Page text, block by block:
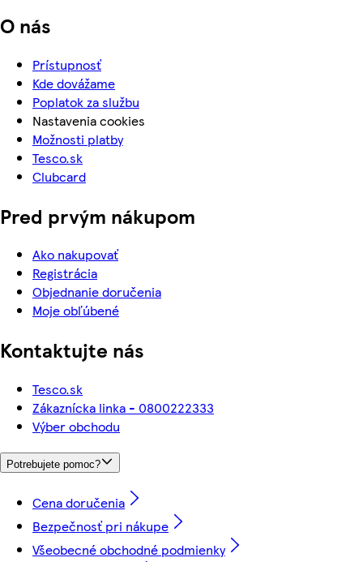
O nás
Prístupnosť
Kde dovážame
Poplatok za službu
Nastavenia cookies
Možnosti platby
Tesco.sk
Clubcard
Pred prvým nákupom
Ako nakupovať
Registrácia
Objednanie doručenia
Moje obľúbené
Kontaktujte nás
Tesco.sk
Zákaznícka linka - 0800222333
Výber obchodu
Potrebujete pomoc?
Cena doručenia
Bezpečnosť pri nákupe
Všeobecné obchodné podmienky